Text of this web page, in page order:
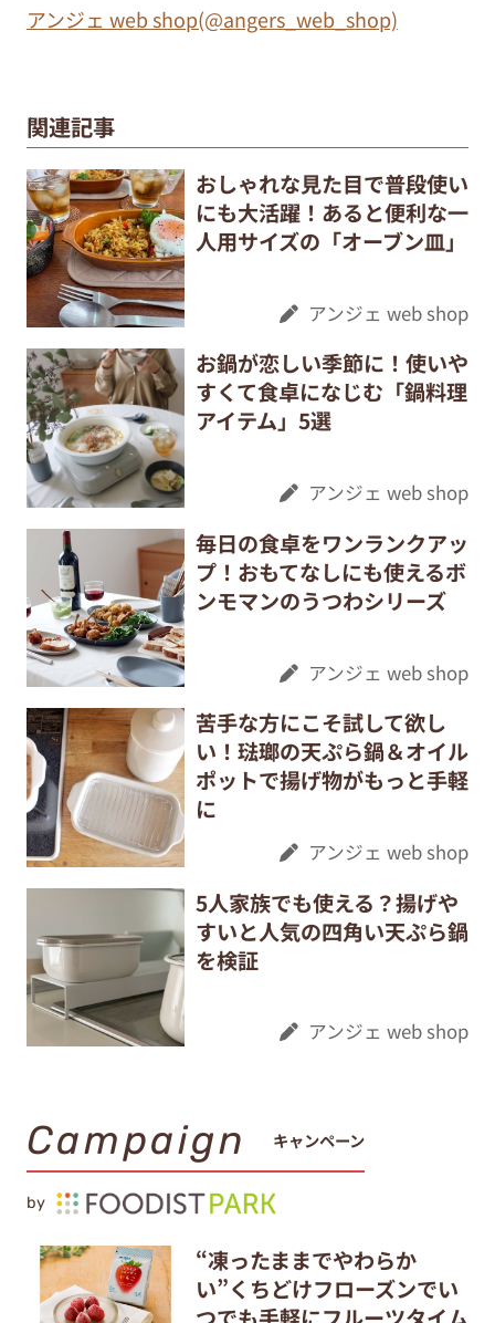
アンジェ web shop(@angers_web_shop)
関連記事
おしゃれな見た目で普段使い
にも大活躍！あると便利な一
人用サイズの「オーブン皿」
アンジェ web shop
お鍋が恋しい季節に！使いや
すくて食卓になじむ「鍋料理
アイテム」5選
アンジェ web shop
毎日の食卓をワンランクアッ
プ！おもてなしにも使えるボ
ンモマンのうつわシリーズ
アンジェ web shop
苦手な方にこそ試して欲し
い！琺瑯の天ぷら鍋＆オイル
ポットで揚げ物がもっと手軽
に
アンジェ web shop
5人家族でも使える？揚げや
すいと人気の四角い天ぷら鍋
を検証
アンジェ web shop
Campaign キャンペーン
by
“凍ったままでやわらか
い”くちどけフローズンでい